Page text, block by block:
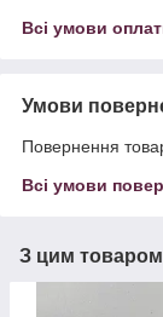
Всі умови
Умови
Повернення
Всі умови
З цим